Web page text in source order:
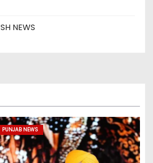
NEWS
PUNJAB NEWS